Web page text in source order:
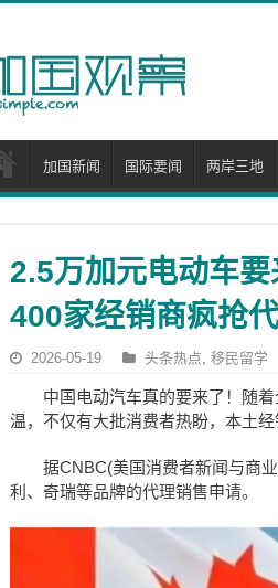
加国新闻 国际要闻 两岸三地
2.5万加元电动车
400家经销商疯抢
2026-05-19 头条热点, 移民留学
中国电动汽车真的要来了！随
温，不仅有大批消费者热盼，本土
据CNBC(美国消费者新闻与商
利、奇瑞等品牌的代理销售申请。